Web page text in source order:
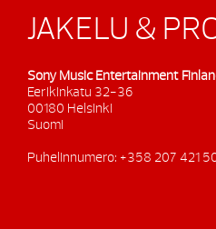
JAKELU &
Sony Music Entertainment
Eerikinkatu 32-36
00180 Helsinki
Suomi
Puhelinnumero: +358 207 421